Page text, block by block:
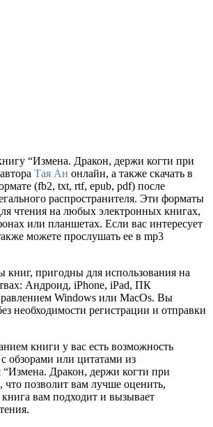
“Измена. Дракон, держи когти при
Тая Ан онлайн, а также скачать в
(fb2, txt, rtf, epub, pdf) после
распространителя. Эти форматы
чтения на любых электронных книгах,
или планшетах. Если вас интересует
можете прослушать ее в mp3
пригодны для использования на
Андроид, iPhone, iPad, ПК
Windows или MacOs. Вы
необходимости регистрации и отправки
книги у вас есть возможность
с обзорами или цитатами из
“Измена. Дракон, держи когти при
, что позволит вам лучше оценить,
книга вам подходит и вызывает